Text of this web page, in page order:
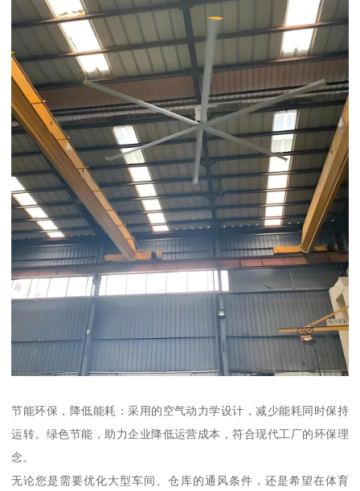
节能环保，降低能耗：采用的空气动力学设计，减少能耗同时保持
运转。绿色节能，助力企业降低运营成本，符合现代工厂的环保理
念。
无论您是需要优化大型车间、仓库的通风条件，还是希望在体育